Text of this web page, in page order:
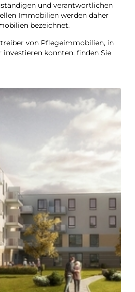
und verantwortlichen
Immobilien werden daher
bezeichnet.
von Pflegeimmobilien, in
investieren konnten, finden Sie